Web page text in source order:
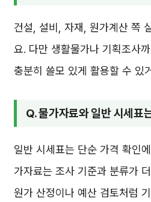
건설, 설비, 자재, 원가계산 쪽
요. 다만 생활물가나 기획조사
충분히 쓸모 있게 활용할 수 있
Q. 물가자료와 일반 시세표
일반 시세표는 단순 가격 확인
가자료는 조사 기준과 분류가
원가 산정이나 예산 검토처럼